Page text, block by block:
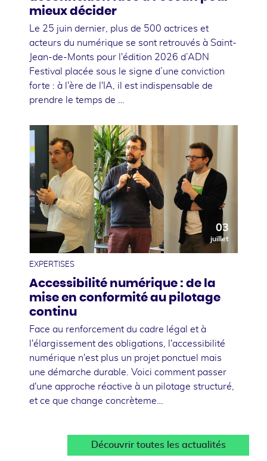
mieux décider
Le 25 juin dernier, plus de 500 actrices et
acteurs du numérique se sont retrouvés à Saint-
Jean-de-Monts pour l'édition 2026 d’ADN
Festival placée sous le signe d’une conviction
forte : à l'ère de l'IA, il est indispensable de
prendre le temps de …
03
juillet
EXPERTISES
Accessibilité numérique : de la
mise en conformité au pilotage
continu
Face au renforcement du cadre légal et à
l'élargissement des obligations, l'accessibilité
numérique n'est plus un projet ponctuel mais
une démarche durable. Voici comment passer
d'une approche réactive à un pilotage structuré,
et ce que change concrèteme…
Découvrir toutes les actualités